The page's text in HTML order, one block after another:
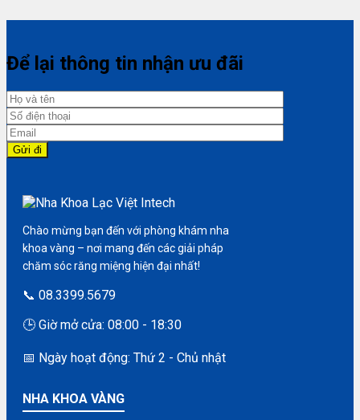
Để lại thông tin nhận ưu đãi
Chào mừng bạn đến với phòng khám nha
khoa vàng – nơi mang đến các giải pháp
chăm sóc răng miệng hiện đại nhất!
📞 08.3399.5679
🕒 Giờ mở cửa: 08:00 - 18:30
📅 Ngày hoạt động: Thứ 2 - Chủ nhật
NHA KHOA VÀNG